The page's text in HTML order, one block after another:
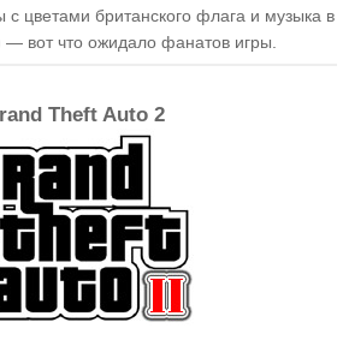
цветами британского флага и музыка в
— вот что ожидало фанатов игры.
Theft Auto 2